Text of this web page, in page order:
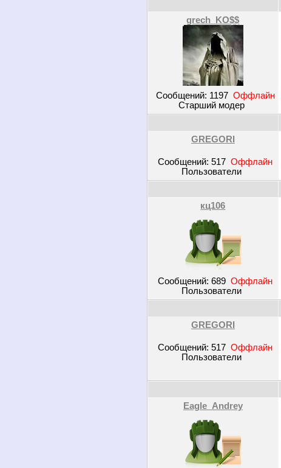
grech_KO$$
Сообщений: 1197 Оффлайн
Старший модер
GREGORI
Сообщений:517 Оффлайн
Пользователи
кц106
Сообщений:689 Оффлайн
Пользователи
GREGORI
Сообщений:517 Оффлайн
Пользователи
Eagle_Andrey